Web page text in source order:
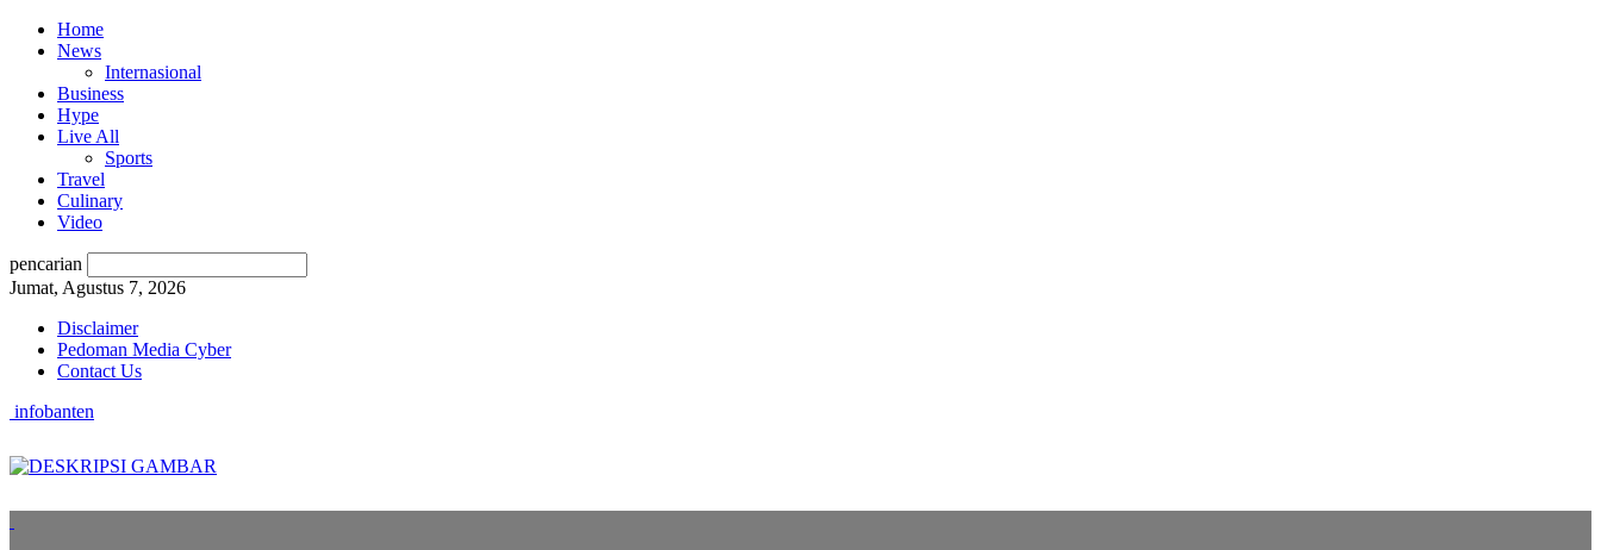
Home
News
Internasional
Business
Hype
Live All
Sports
Travel
Culinary
Video
pencarian
Jumat, Agustus 7, 2026
Disclaimer
Pedoman Media Cyber
Contact Us
infobanten